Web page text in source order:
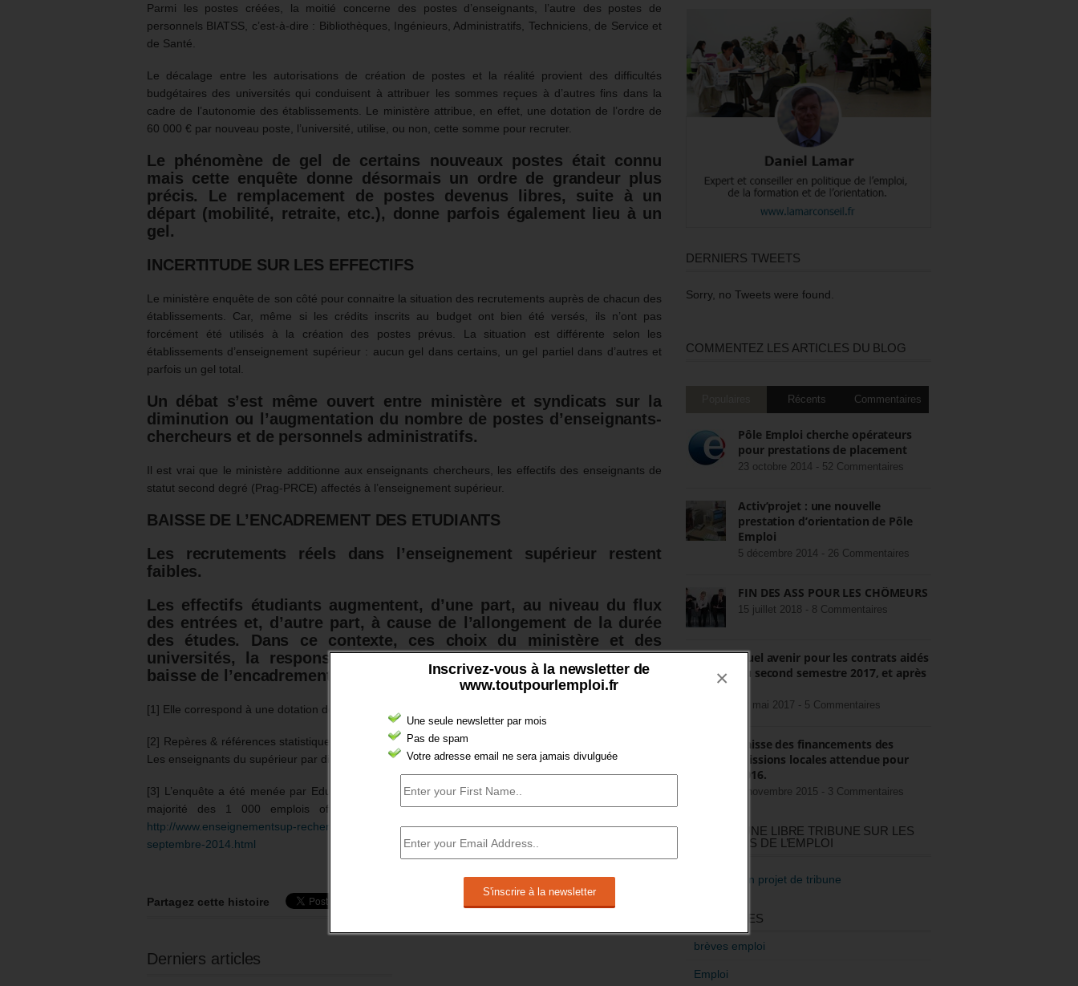
Inscrivez-vous à la newsletter de
www.toutpourlemploi.fr
Une seule newsletter par mois
Pas de spam
Votre adresse email ne sera jamais divulguée
×
Parmi les postes créées, la moitié concerne des postes d’enseignants, l’autre des postes de
personnels BIATSS, c’est-à-dire : Bibliothèques, Ingénieurs, Administratifs, Techniciens, de Service et
de Santé.
Le décalage entre les autorisations de création de postes et la réalité provient des difficultés
budgétaires des universités qui conduisent à attribuer les sommes reçues à d’autres fins dans la
cadre de l’autonomie des établissements. Le ministère attribue, en effet, une dotation de l’ordre de
60 000 € par nouveau poste, l’université, utilise, ou non, cette somme pour recruter.
Le phénomène de gel de certains nouveaux postes était connu
mais cette enquête donne désormais un ordre de grandeur plus
précis. Le remplacement de postes devenus libres, suite à un
départ (mobilité, retraite, etc.), donne parfois également lieu à un
gel.
INCERTITUDE SUR LES EFFECTIFS
Le ministère enquête de son côté pour connaitre la situation des recrutements auprès de chacun des
établissements. Car, même si les crédits inscrits au budget ont bien été versés, ils n’ont pas
forcément été utilisés à la création des postes prévus. La situation est différente selon les
établissements d’enseignement supérieur : aucun gel dans certains, un gel partiel dans d’autres et
parfois un gel total.
Un débat s’est même ouvert entre ministère et syndicats sur la
diminution ou l’augmentation du nombre de postes d’enseignants-
chercheurs et de personnels administratifs.
Il est vrai que le ministère additionne aux enseignants chercheurs, les effectifs des enseignants de
statut second degré (Prag-PRCE) affectés à l’enseignement supérieur.
BAISSE DE L’ENCADREMENT DES ETUDIANTS
Les recrutements réels dans l’enseignement supérieur restent
faibles.
Les effectifs étudiants augmentent, d’une part, au niveau du flux
des entrées et, d’autre part, à cause de l’allongement de la durée
des études. Dans ce contexte, ces choix du ministère et des
universités, la responsabilité étant conjointe, conduisent à une
baisse de l’encadrement des étudiants.
[1] Elle correspond à une dotation de près de 58 millions d’euros.
[2] Repères & références statistiques – enseignements • formation • recherche – 2014 – page 321 –
Les enseignants du supérieur par disciplines.
[3] L’enquête a été menée par EducPros auprès de la cinquantaine d’universités qui ont obtenu la
majorité des 1 000 emplois officiellement créés en 2014 pour l’enseignement supérieur.
http://www.enseignementsup-recherche.gouv.fr/cid81900/reperes-et-references-statistiques-edition-
septembre-2014.html
Partagez cette histoire Save
Derniers articles
DERNIERS TWEETS
Sorry, no Tweets were found.
COMMENTEZ LES ARTICLES DU BLOG
Récents Commentaires
Pôle Emploi cherche opérateurs
pour prestations de placement
23 octobre 2014 - 52 Commentaires
Activ’projet : une nouvelle
prestation d’orientation de Pôle
Emploi
5 décembre 2014 - 26 Commentaires
FIN DES ASS POUR LES CHÔMEURS
15 juillet 2018 - 8 Commentaires
Quel avenir pour les contrats aidés
au second semestre 2017, et après
22 mai 2017 - 5 Commentaires
Baisse des financements des
missions locales attendue pour
2016.
3 novembre 2015 - 3 Commentaires
RÉDIGEZ UNE LIBRE TRIBUNE SUR LES
POLITIQUES DE L’EMPLOI
>Décrire mon projet de tribune
CATÉGORIES
brèves emploi
Emploi